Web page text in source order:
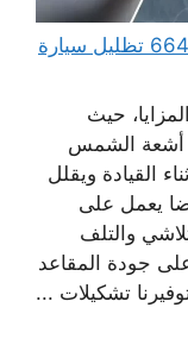
تظليل سيارات متنقل الكويت 66400552 تظليل سيارة
حيث
أشعة الشمس
القيادة ويقلل
يعمل على
والتلف
جودة المقاعد
تشكيلات ...